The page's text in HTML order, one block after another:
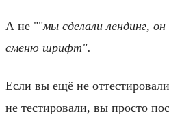
А не ""мы сделали лендинг,
сменю шрифт".
Если вы ещё не
не тестировали, вы просто